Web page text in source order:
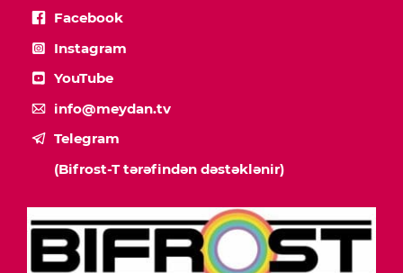
Facebook
Instagram
YouTube
info@meydan.tv
Telegram
(Bifrost-T tərəfindən dəstəklənir)